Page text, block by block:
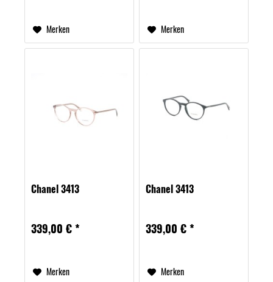
Merken Merken
Chanel 3413
339,00 € *
Merken
Chanel 3413
339,00 € *
Merken